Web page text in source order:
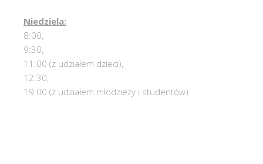
Niedziela:
8:00,
9:30,
11:00 (z udziałem dzieci),
12:30,
19:00 (z udziałem młodzieży i studentów)